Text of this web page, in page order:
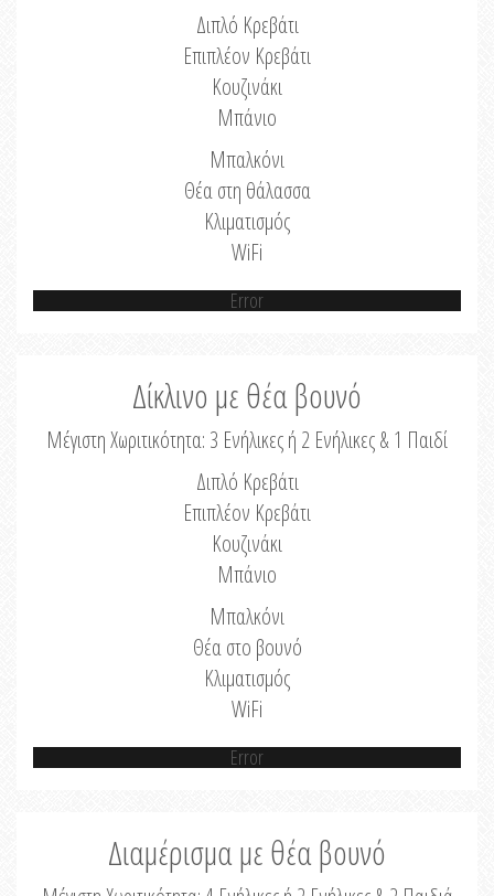
Διπλό Κρεβάτι
Επιπλέον Κρεβάτι
Κουζινάκι
Μπάνιο
Μπαλκόνι
Θέα στη θάλασσα
Κλιματισμός
WiFi
Error
Δίκλινο με θέα βουνό
Μέγιστη Χωριτικότητα: 3 Ενήλικες ή 2 Ενήλικες & 1 Παιδί
Διπλό Κρεβάτι
Επιπλέον Κρεβάτι
Κουζινάκι
Μπάνιο
Μπαλκόνι
Θέα στο βουνό
Κλιματισμός
WiFi
Error
Διαμέρισμα με θέα βουνό